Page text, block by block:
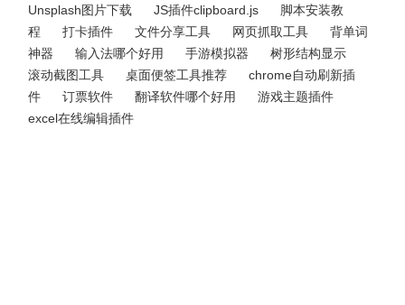
Unsplash图片下载
JS插件clipboard.js
脚本安装教
程
打卡插件 文件分享工具 网页抓取工具
背单词
神器
输入法哪个好用 手游模拟器
树形结构显示
滚动截图工具
桌面便签工具推荐
chrome自动刷新插
件
订票软件 翻译软件哪个好用
游戏主题插件
excel在线编辑插件